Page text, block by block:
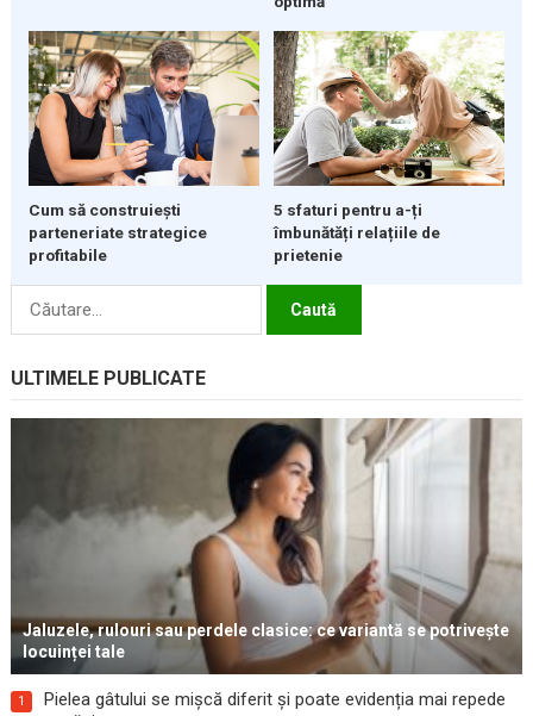
Cum să construiești
parteneriate strategice
profitabile
5 sfaturi pentru a-ți
îmbunătăți relațiile de
prietenie
Caută
ULTIMELE PUBLICATE
Jaluzele, rulouri sau perdele clasice: ce variantă se potrivește
locuinței tale
1
Pielea gâtului se mișcă diferit și poate evidenția mai repede